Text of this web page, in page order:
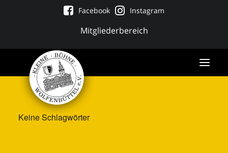
Mitgliederbereich
Facebook Instagram
Keine Schlagwörter